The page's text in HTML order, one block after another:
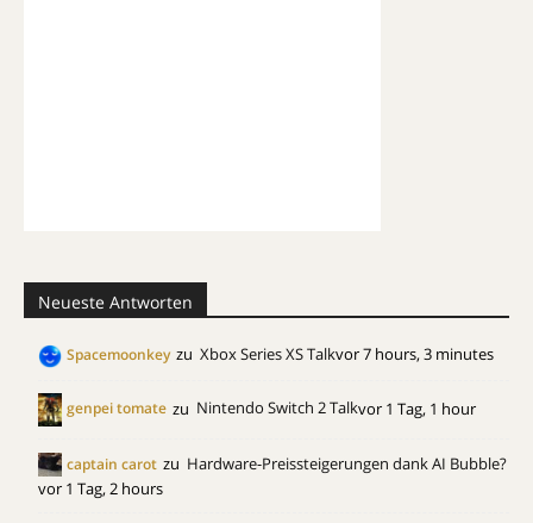
Neueste Antworten
Spacemoonkey zu Xbox Series XS Talkvor 7 hours, 3 minutes
genpei tomate zu Nintendo Switch 2 Talkvor 1 Tag, 1 hour
captain carot zu Hardware-Preissteigerungen dank AI Bubble?
vor 1 Tag, 2 hours